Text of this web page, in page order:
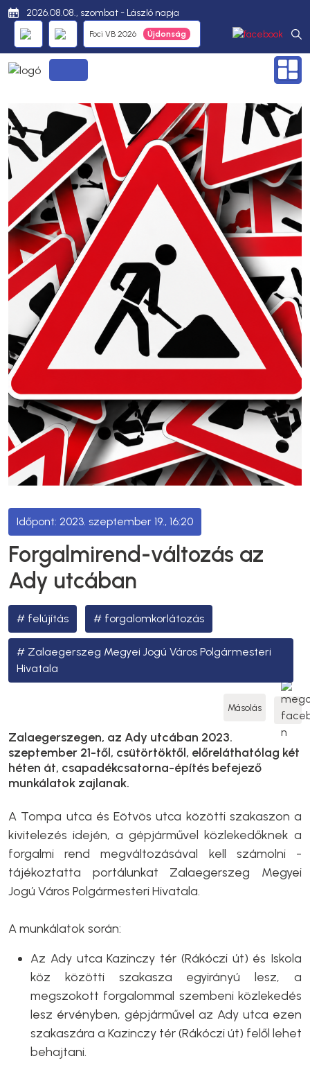
2026.08.08., szombat - László napja
Foci VB 2026
2023. szeptember 19., 16:20
Forgalmirend-változás az
Ady utcában
felújítás forgalomkorlátozás
Zalaegerszeg Megyei Jogú Város Polgármesteri
Hivatala
Másolás
Zalaegerszegen, az Ady utcában 2023.
szeptember 21-től, csütörtöktől, előreláthatólag két
héten át, csapadékcsatorna-építés befejező
munkálatok zajlanak.
A Tompa utca és Eötvös utca közötti szakaszon a
kivitelezés idején, a gépjárművel közlekedőknek a
forgalmi rend megváltozásával kell számolni -
tájékoztatta portálunkat Zalaegerszeg Megyei
Jogú Város Polgármesteri Hivatala.
A munkálatok során:
Az Ady utca Kazinczy tér (Rákóczi út) és Iskola
köz közötti szakasza egyirányú lesz, a
megszokott forgalommal szembeni közlekedés
lesz érvényben, gépjárművel az Ady utca ezen
szakaszára a Kazinczy tér (Rákóczi út) felől lehet
behajtani.